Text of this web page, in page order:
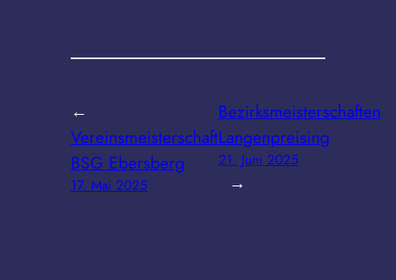
←
Vereinsmeisterschaft
BSG Ebersberg
17. Mai 2025
Bezirksmeisterschaften
Langenpreising
21. Juni 2025
→